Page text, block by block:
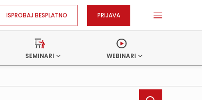
ISPROBAJ BESPLATNO PRIJAVA
SEMINARI WEBINARI